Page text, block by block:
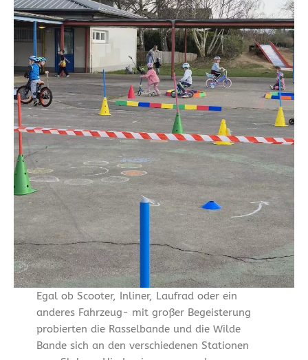
Egal ob Scooter, Inliner, Laufrad oder ein
anderes Fahrzeug- mit großer Begeisterung
probierten die Rasselbande und die Wilde
Bande sich an den verschiedenen Stationen